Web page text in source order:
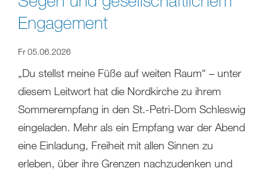
Engagement
Fr 05.06.2026
„Du stellst meine Füße auf weiten Raum“ – unter
diesem Leitwort hat die Nordkirche zu ihrem
Sommerempfang in den St.-Petri-Dom Schleswig
eingeladen. Mehr als ein Empfang war der Abend
eine Einladung, Freiheit mit allen Sinnen zu
erleben, über ihre Grenzen nachzudenken und